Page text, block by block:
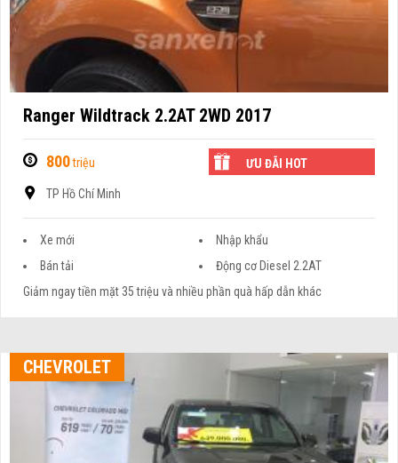
Ranger Wildtrack 2.2AT 2WD 2017
800triệu ƯU ĐÃI HOT
TP Hồ Chí Minh
Xe mới
Nhập khẩu
Bán tải
Động cơ Diesel 2.2AT
Giảm ngay tiền mặt 35 triệu và nhiều phần quà hấp dẫn khác
CHEVROLET